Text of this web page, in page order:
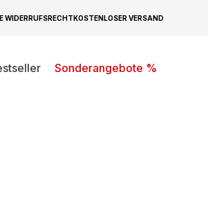
WIDERRUFSRECHTKOSTENLOSER VERSAND
Sonderangebote %